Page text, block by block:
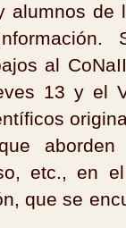
alumnos de
al
13 y el
etc., en
que se